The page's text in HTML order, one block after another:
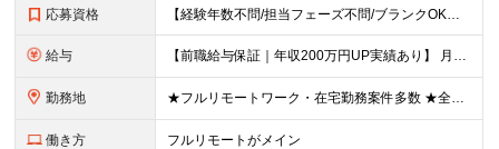
応募資格 【経験年数不問/担当フェーズ不問/ブランクOK】 ◆何らかの開発経験がある方（1年未満でもOK！） ◎業種未経験歓迎！ ◎学歴不問 ◎20代～50代まで幅広く活躍中！ ◎人柄重視の採用です♪ ＼
給与 【前職給与保証｜年収200万円UP実績あり】 月給35万円～103万円 ＜年収アップ事例＞ エンジニア：入社1年目 経験3年 月給46万円（諸手当含めず）※前職から月給16万円アップ エンジニア
勤務地 ★フルリモートワーク・在宅勤務案件多数 ★全国各地にプロジェクトあり ★希望を考慮・転居を伴う転勤は無し・在宅ワークOK ★東京・大阪に加えて、2023年1月に札幌・名古屋・福岡OPEN！ 【本社
働き方 フルリモートがメイン